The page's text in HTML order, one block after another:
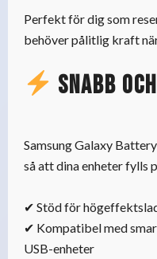
Perfekt för dig som
behöver pålitlig kraft
Snabb
Samsung Galaxy
så att dina enheter fylls
✔ Stöd för
✔ Kompatibel med
USB-enheter